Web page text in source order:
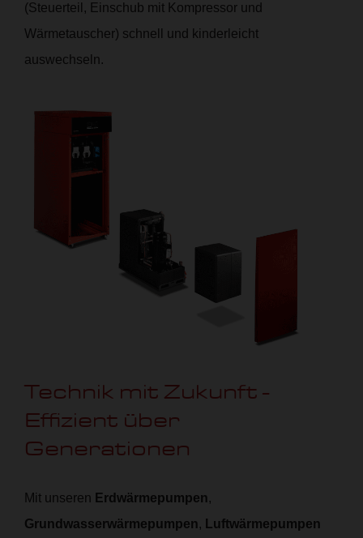
(Steuerteil, Einschub mit Kompressor und
Wärmetauscher) schnell und kinderleicht
auswechseln.
Technik mit Zukunft -
Effizient über
Generationen
Mit unseren Erdwärmepumpen,
Grundwasserwärmepumpen, Luftwärmepumpen